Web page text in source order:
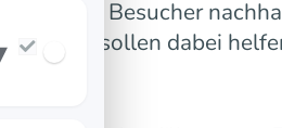
und Besucher
sollen dabei